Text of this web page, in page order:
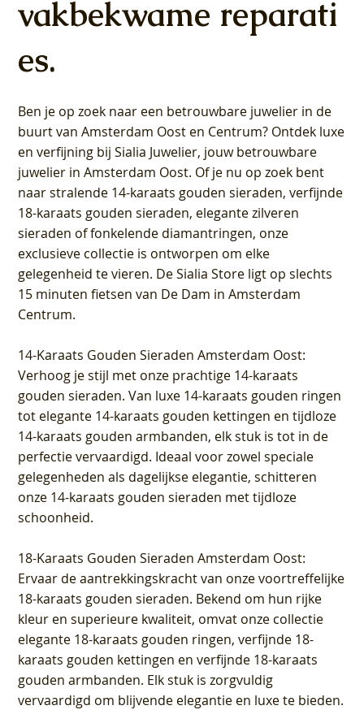
vakbekwame reparati
es.
Ben je op zoek naar een betrouwbare juwelier in de
buurt van Amsterdam Oost en Centrum? Ontdek luxe
en verfijning bij Sialia Juwelier, jouw betrouwbare
juwelier in Amsterdam Oost. Of je nu op zoek bent
naar stralende 14-karaats gouden sieraden, verfijnde
18-karaats gouden sieraden, elegante zilveren
sieraden of fonkelende diamantringen, onze
exclusieve collectie is ontworpen om elke
gelegenheid te vieren. De Sialia Store ligt op slechts
15 minuten fietsen van De Dam in Amsterdam
Centrum.
14-Karaats Gouden Sieraden Amsterdam Oost:
Verhoog je stijl met onze prachtige 14-karaats
gouden sieraden. Van luxe 14-karaats gouden ringen
tot elegante 14-karaats gouden kettingen en tijdloze
14-karaats gouden armbanden, elk stuk is tot in de
perfectie vervaardigd. Ideaal voor zowel speciale
gelegenheden als dagelijkse elegantie, schitteren
onze 14-karaats gouden sieraden met tijdloze
schoonheid.
18-Karaats Gouden Sieraden Amsterdam Oost:
Ervaar de aantrekkingskracht van onze voortreffelijke
18-karaats gouden sieraden. Bekend om hun rijke
kleur en superieure kwaliteit, omvat onze collectie
elegante 18-karaats gouden ringen, verfijnde 18-
karaats gouden kettingen en verfijnde 18-karaats
gouden armbanden. Elk stuk is zorgvuldig
vervaardigd om blijvende elegantie en luxe te bieden.